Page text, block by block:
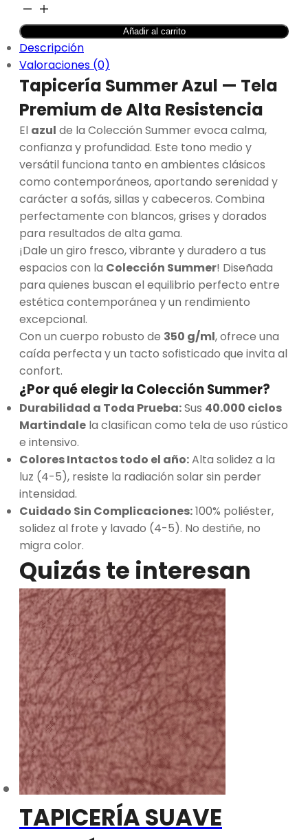
TAPICERÍA
SUMMER
AZUL
cantidad
Añadir al carrito
Descripción
Valoraciones (0)
Tapicería Summer Azul — Tela
Premium de Alta Resistencia
El azul de la Colección Summer evoca calma,
confianza y profundidad. Este tono medio y
versátil funciona tanto en ambientes clásicos
como contemporáneos, aportando serenidad y
carácter a sofás, sillas y cabeceros. Combina
perfectamente con blancos, grises y dorados
para resultados de alta gama.
¡Dale un giro fresco, vibrante y duradero a tus
espacios con la Colección Summer! Diseñada
para quienes buscan el equilibrio perfecto entre
estética contemporánea y un rendimiento
excepcional.
Con un cuerpo robusto de 350 g/ml, ofrece una
caída perfecta y un tacto sofisticado que invita al
confort.
¿Por qué elegir la Colección Summer?
Durabilidad a Toda Prueba:Sus 40.000 ciclos
Martindale la clasifican como tela de uso rústico
e intensivo.
Colores Intactos todo el año:Alta solidez a la
luz (4-5), resiste la radiación solar sin perder
intensidad.
Cuidado Sin Complicaciones:100% poliéster,
solidez al frote y lavado (4-5). No destiñe, no
migra color.
Quizás te interesan
TAPICERÍA SUAVE